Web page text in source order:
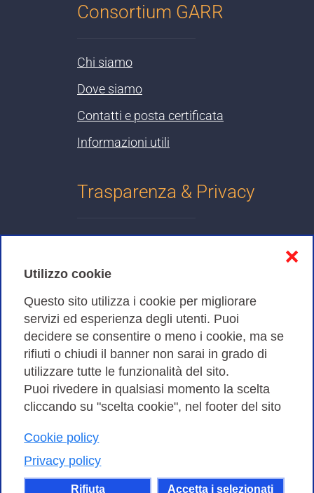
Utilizzo cookie
Questo sito utilizza i cookie per migliorare
servizi ed esperienza degli utenti. Puoi
decidere se consentire o meno i cookie, ma se
rifiuti o chiudi il banner non sarai in grado di
utilizzare tutte le funzionalità del sito.
Puoi rivedere in qualsiasi momento la scelta
cliccando su "scelta cookie", nel footer del sito
Cookie policy
Privacy policy
Rifiuta Accetta i selezionati
❌
Consortium GARR
Chi siamo
Dove siamo
Contatti e posta certificata
Informazioni utili
Trasparenza & Privacy
Cookies Policy
Amministrazione trasparente
Bandi di Gara
Consortium GARR - Via dei Tizii, 6 - 00185 Roma | Tel.
| CF 97284570583 – PI 07577141000 | Codice
Destinatario 7EU9KEU |
Il contenuto di questo sito e' rilasciato, tranne dove